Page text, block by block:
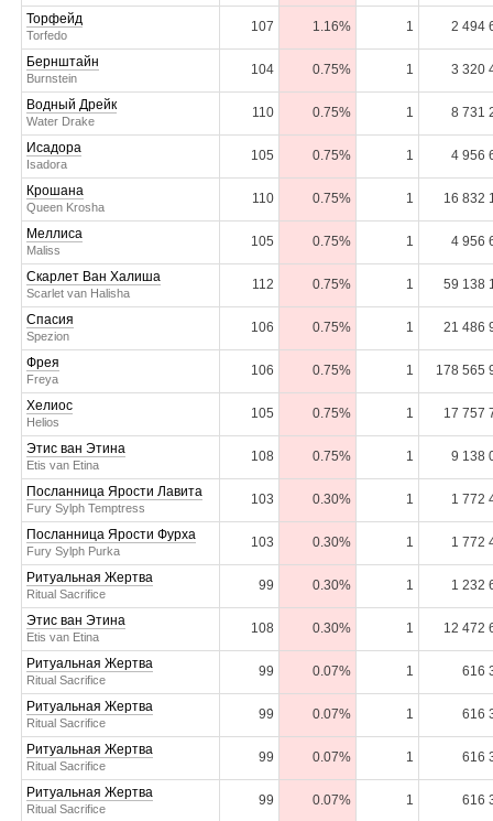
Торфейд
Torfedo
107 1.16% 1 2 494
Бернштайн
Burnstein
104 0.75% 1 3 320
Водный Дрейк
Water Drake
110 0.75% 1 8 731
Исадора
Isadora
105 0.75% 1 4 956
Крошана
Queen Krosha
110 0.75% 1 16 832
Меллиса
Maliss
105 0.75% 1 4 956
Скарлет Ван Халиша
Scarlet van Halisha
112 0.75% 1 59 138
Спасия
Spezion
106 0.75% 1 21 486
Фрея
Freya
106 0.75% 1 178 565
Хелиос
Helios
105 0.75% 1 17 757
Этис ван Этина
Etis van Etina
108 0.75% 1 9 138
Посланница Ярости Лавита
Fury Sylph Temptress
103 0.30% 1 1 772
Посланница Ярости Фурха
Fury Sylph Purka
103 0.30% 1 1 772
Ритуальная Жертва
Ritual Sacrifice
99 0.30% 1 1 232
Этис ван Этина
Etis van Etina
108 0.30% 1 12 472
Ритуальная Жертва
Ritual Sacrifice
99 0.07% 1 616
Ритуальная Жертва
Ritual Sacrifice
99 0.07% 1 616
Ритуальная Жертва
Ritual Sacrifice
99 0.07% 1 616
Ритуальная Жертва
Ritual Sacrifice
99 0.07% 1 616